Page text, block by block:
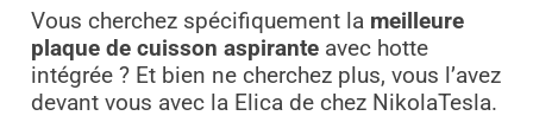
Vous cherchez spécifiquement la meilleure
plaque de cuisson aspiranteavec hotte
intégrée ? Et bien ne cherchez plus, vous l’avez
devant vous avec la Elica de chez NikolaTesla.